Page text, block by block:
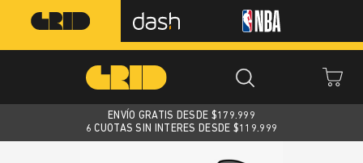
ENVÍO GRATIS DESDE $179.999
6 CUOTAS SIN INTERES DESDE $119.999